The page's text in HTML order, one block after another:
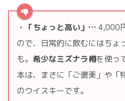
・「ちょっと高い」… 4,000
ので、日常的に飲むにはちょ
も。 希少なミズナラ樽を使っ
本は、まさに「ご褒美」や「
のウイスキーです。